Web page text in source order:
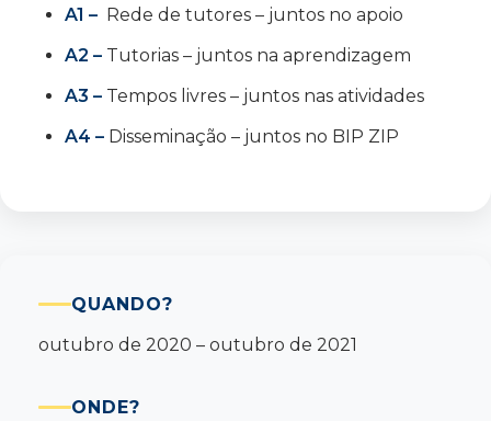
A1 – Rede de tutores – juntos no apoio
A2 – Tutorias – juntos na aprendizagem
A3 – Tempos livres – juntos nas atividades
A4 – Disseminação – juntos no BIP ZIP
QUANDO?
outubro de 2020 – outubro de 2021
ONDE?